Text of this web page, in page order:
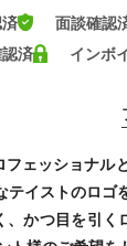
面談確認
済
インボ
ェッショナル
テイストのロゴ
、かつ目を引く